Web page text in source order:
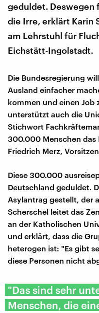
geduldet. Deswegen
die Irre, erklärt Karin
am Lehrstuhl für
Eichstätt-Ingolstadt.
Die Bundesregierung
Ausland einfacher
kommen und einen Job
unterstützt auch die
Stichwort
300.000 Menschen das
Friedrich Merz,
Diese 300.000
Deutschland geduldet.
Asylantrag gestellt, der
Scherschel leitet das
an der Katholischen
und erklärt, dass die
heterogen ist: "Es gibt
diese Personen nicht
"Das sind sehr
Menschen, die